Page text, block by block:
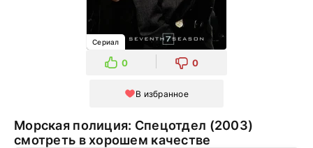
Сериал
0 0
В избранное
Морская полиция: Спецотдел (2003)
смотреть в хорошем качестве